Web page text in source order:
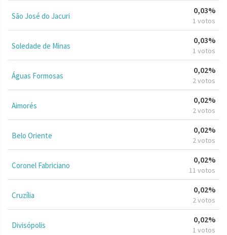
São José do Jacuri
0,03%
1 votos
Soledade de Minas
0,03%
1 votos
Águas Formosas
0,02%
2 votos
Aimorés
0,02%
2 votos
Belo Oriente
0,02%
2 votos
Coronel Fabriciano
0,02%
11 votos
Cruzília
0,02%
2 votos
Divisópolis
0,02%
1 votos